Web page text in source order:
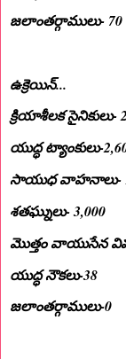
జలాంతర్గాములు- 70
ఉక్రెయిన్...
క్రియాశీలక సైనికులు-
యుద్ధ ట్యాంకులు-
సాయుధ వాహనాలు-
శతఘ్నులు- 3,000
మొత్తం వాయుసేన
యుద్ధ నౌకలు-38
జలాంతర్గాములు-0